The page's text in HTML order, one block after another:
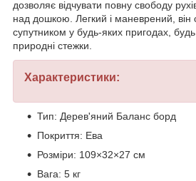
дозволяє відчувати повну свободу
над дошкою. Легкий і маневрений,
супутником у будь-яких пригодах, будь
природні стежки.
Характеристики:
Тип: Дерев'яний Баланс борд
Покриття: Ева
Розміри: 109×32×27 см
Вага: 5 кг